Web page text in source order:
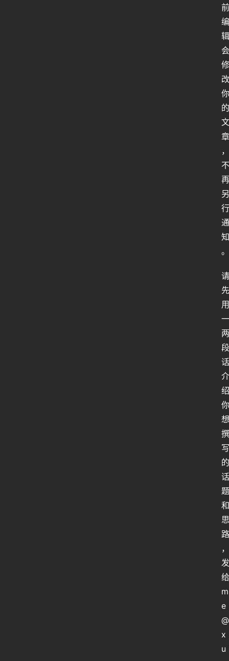
前
编
辑
会
修
改
你
的
文
章
，
不
再
另
行
通
知
。
请
先
用
一
两
段
话
介
绍
你
想
撰
写
的
话
题
和
思
路
，
发
给
m
e
@
x
u